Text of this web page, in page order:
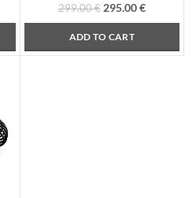
299.00€ 295.00€
ADD TO CART